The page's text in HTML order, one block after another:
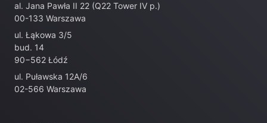
al. Jana Pawła II 22 (Q22 Tower IV p.)
00-133 Warszawa
ul. Łąkowa 3/5
bud. 14
90−562 Łódź
ul. Puławska 12A/6
02-566 Warszawa